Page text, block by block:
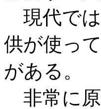
現代では
供が使っ
がある。
非常に原